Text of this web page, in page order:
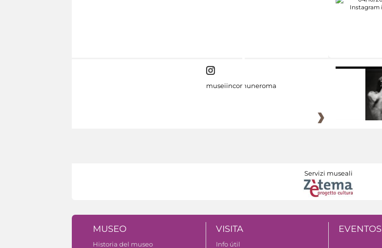
museiincomuneroma
Servizi museali
MUSEO
Historia del museo
VISITA
Info útil
EVENTOS